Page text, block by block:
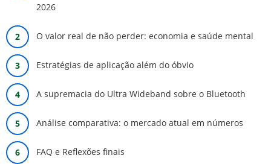
2026
O valor real de não perder: economia e saúde mental
Estratégias de aplicação além do óbvio
A supremacia do Ultra Wideband sobre o Bluetooth
Análise comparativa: o mercado atual em números
FAQ e Reflexões finais